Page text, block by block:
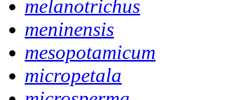
melanotrichus
meninensis
mesopotamicum
micropetala